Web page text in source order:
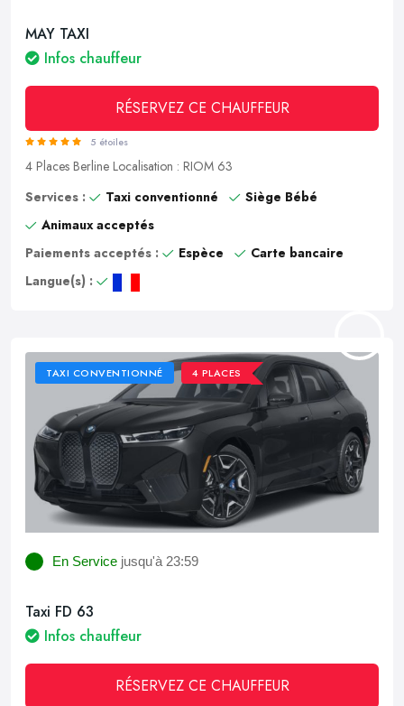
MAY TAXI
Infos chauffeur
RÉSERVEZ CE CHAUFFEUR
5 étoiles
4 Places Berline Localisation : RIOM 63
Services :
Taxi conventionné
Siège Bébé
Animaux acceptés
Paiements acceptés :
Espèce
Carte bancaire
Langue(s) :
TAXI CONVENTIONNÉ 4 PLACES
En Service jusqu'à 23:59
Taxi FD 63
Infos chauffeur
RÉSERVEZ CE CHAUFFEUR